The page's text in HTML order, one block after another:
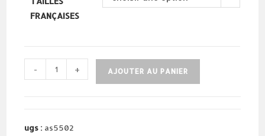
FRANÇAISES
quantité
de
- + AJOUTER AU PANIER
ugs : as5502